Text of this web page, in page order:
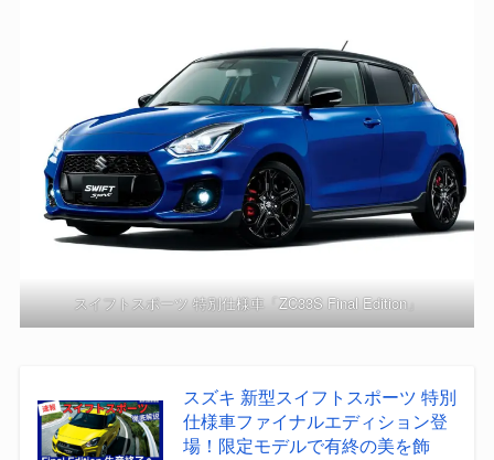
スイフトスポーツ 特別仕様車「ZC33S Final Edition」
スズキ 新型スイフトスポーツ 特別
仕様車ファイナルエディション登
場！限定モデルで有終の美を飾